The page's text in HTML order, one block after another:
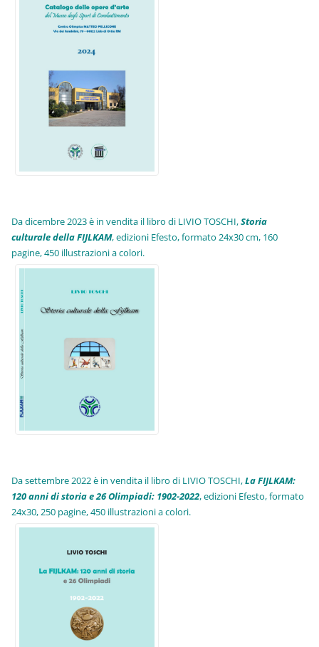
Da dicembre 2023 è in vendita il libro di LIVIO TOSCHI,Storia
culturale della FIJLKAM, edizioni Efesto, formato 24x30 cm, 160
pagine, 450 illustrazioni a colori.
Da settembre 2022 è in vendita il libro di LIVIO TOSCHI,La FIJLKAM:
120 anni di storia e 26 Olimpiadi: 1902-2022, edizioni Efesto, formato
24x30, 250 pagine, 450 illustrazioni a colori.